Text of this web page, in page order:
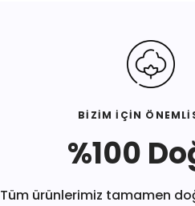
BİZİM İÇİN
%100
Tüm ürünlerimiz tamamen